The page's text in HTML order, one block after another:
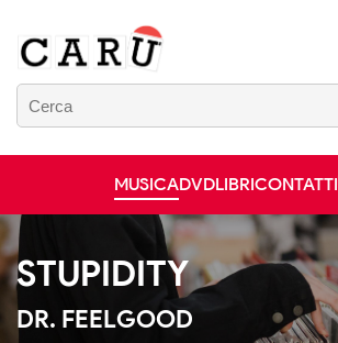
MUSICADVDLIBRICONTATTI
STUPIDITY
DR. FEELGOOD